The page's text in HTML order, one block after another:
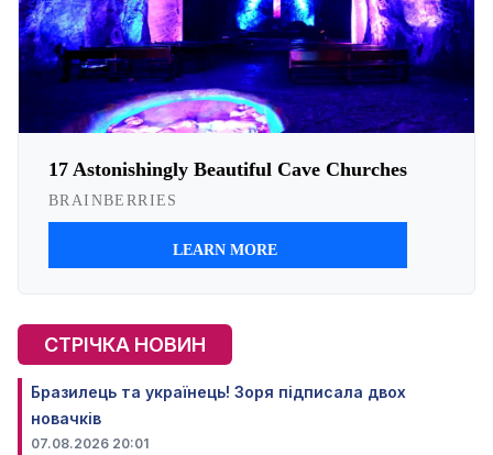
СТРІЧКА НОВИН
Бразилець та українець! Зоря підписала двох
новачків
07.08.2026 20:01